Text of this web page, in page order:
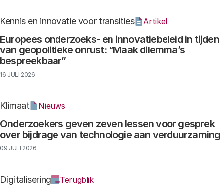
Europees onderzoeks- en innovatiebeleid in tijden
van geopolitieke onrust: “Maak dilemma’s
bespreekbaar”
Kennis en innovatie voor transities Artikel
16 JULI 2026
Onderzoekers geven zeven lessen voor gesprek
over bijdrage van technologie aan verduurzaming
Klimaat Nieuws
09 JULI 2026
Digitalisering Terugblik